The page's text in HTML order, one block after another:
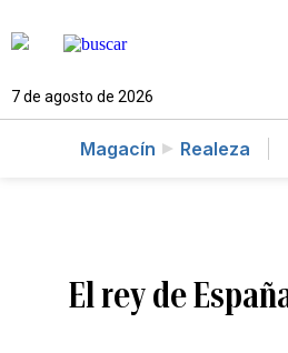
7 de agosto de 2026
Magacín Realeza
El rey de